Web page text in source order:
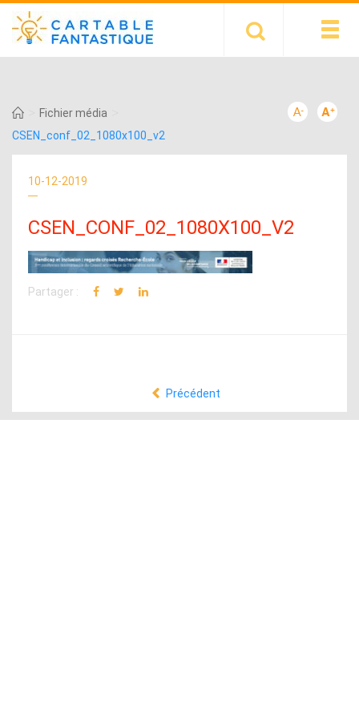
Fichier média
CSEN_conf_02_1080x100_v2
10-12-2019
CSEN_CONF_02_1080X100_V2
Partager :
Précédent